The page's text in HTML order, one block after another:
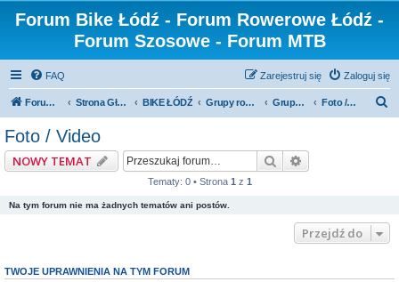
Forum Bike Łódź - Forum Rowerowe Łódź -
Forum Szosowe - Forum MTB
FAQ Zaloguj się
Zarejestruj się
Forum Bike Łódź - Forum Rowerowe Łódź - Forum Szosowe - Forum MTB Strona Główna BIKE ŁÓDŹ Grupy rowerowe Grupa Cyklomaniacy Foto / Video
Foto / Video
NOWY TEMAT Szukaj
Tematy: 0 • Strona 1 z 1
Na tym forum nie ma żadnych tematów ani postów.
Przejdź do
TWOJE UPRAWNIENIA NA TYM FORUM